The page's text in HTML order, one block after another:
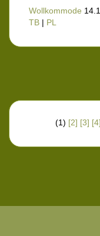
Wollkommode
TB | PL
(1) [2] [3] [4]